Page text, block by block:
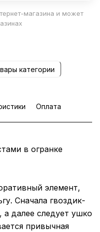
магазина и может
категории
Оплата
в огранке
элемент,
Сначала гвоздик-
а далее следует ушко
привычная